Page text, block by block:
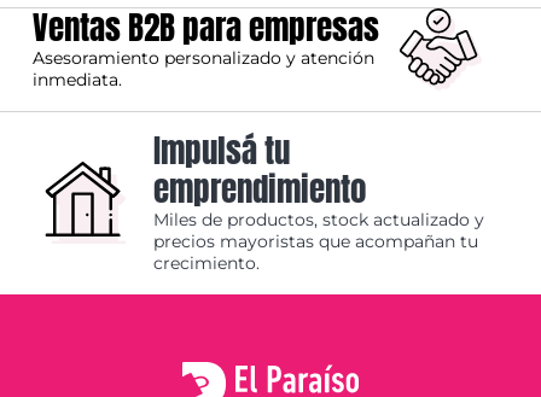
Ventas B2B para empresas
Asesoramiento personalizado y atención
inmediata.
Impulsá tu
emprendimiento
Miles de productos, stock actualizado y
precios mayoristas que acompañan tu
crecimiento.